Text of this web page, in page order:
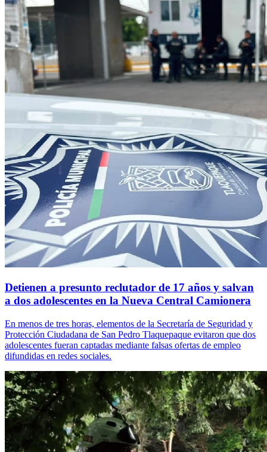
Detienen a presunto reclutador de 17 años y salvan
a dos adolescentes en la Nueva Central Camionera
En menos de tres horas, elementos de la Secretaría de Seguridad y
Protección Ciudadana de San Pedro Tlaquepaque evitaron que dos
adolescentes fueran captadas mediante falsas ofertas de empleo
difundidas en redes sociales.